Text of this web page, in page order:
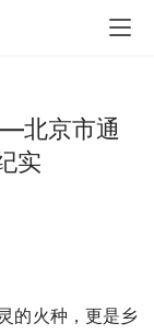
北京市通
实
的火种，更是乡